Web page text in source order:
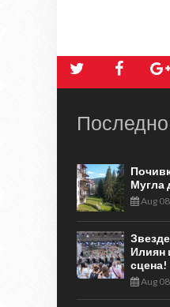
Мугла
Aug
Илиян
сцена!
Aug